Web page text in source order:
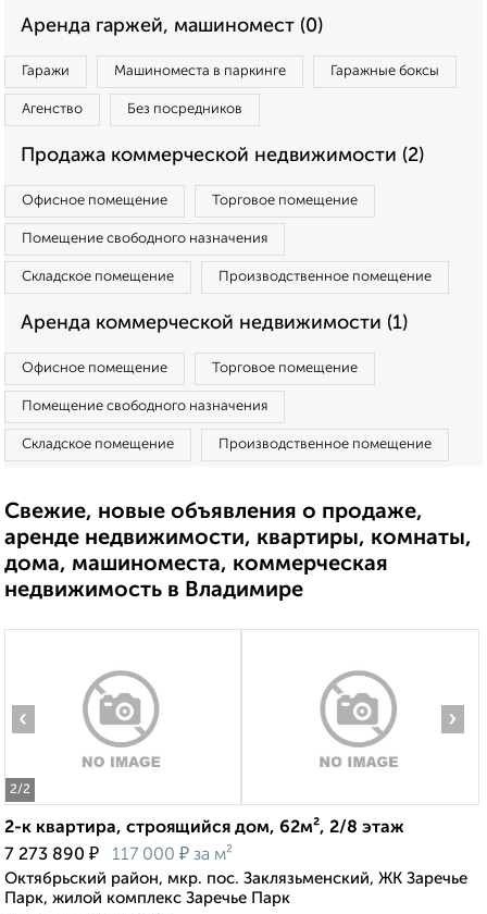
Аренда гаржей, машиномест (0)
Гаражи Машиноместа в паркинге Гаражные боксы
Агенство Без посредников
Продажа коммерческой недвижимости (2)
Офисное помещение Торговое помещение
Помещение свободного назначения
Складское помещение Производственное помещение
Аренда коммерческой недвижимости (1)
Офисное помещение Торговое помещение
Помещение свободного назначения
Складское помещение Производственное помещение
Свежие, новые объявления о продаже,
аренде недвижимости, квартиры, комнаты,
дома, машиноместа, коммерческая
недвижимость в Владимире
2/2
‹ ›
2-к квартира, строящийся дом, 62м², 2/8 этаж
7 273 890 ₽ 117 000 ₽ за м²
Октябрьский район, мкр. пос. Заклязьменский, ЖК Заречье
Парк, жилой комплекс Заречье Парк